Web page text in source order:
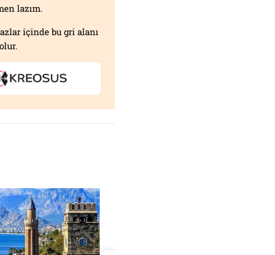
lazım.
içinde bu gri alanı